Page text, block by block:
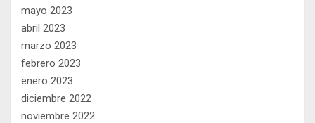
mayo 2023
abril 2023
marzo 2023
febrero 2023
enero 2023
diciembre 2022
noviembre 2022